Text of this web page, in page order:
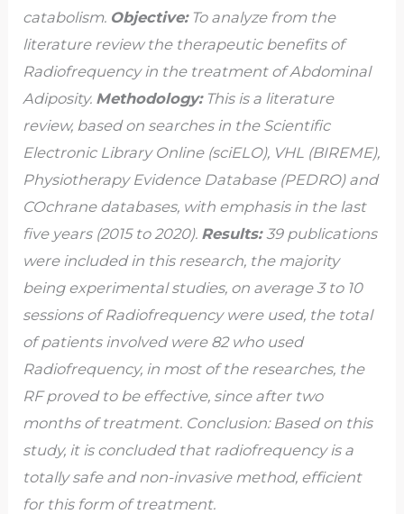
catabolism. Objective:To analyze from the
literature review the therapeutic benefits of
Radiofrequency in the treatment of Abdominal
Adiposity. Methodology:This is a literature
review, based on searches in the Scientific
Electronic Library Online (sciELO), VHL (BIREME),
Physiotherapy Evidence Database (PEDRO) and
COchrane databases, with emphasis in the last
five years (2015 to 2020). Results:39 publications
were included in this research, the majority
being experimental studies, on average 3 to 10
sessions of Radiofrequency were used, the total
of patients involved were 82 who used
Radiofrequency, in most of the researches, the
RF proved to be effective, since after two
months of treatment. Conclusion: Based on this
study, it is concluded that radiofrequency is a
totally safe and non-invasive method, efficient
for this form of treatment.